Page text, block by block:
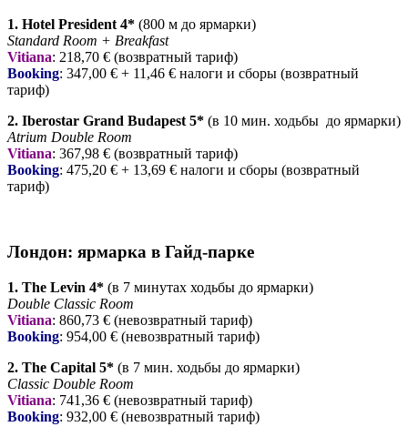
1. Hotel President 4* (800 м до ярмарки)
Standard Room + Breakfast
Vitiana: 218,70 € (возвратный тариф)
Booking: 347,00 € + 11,46 € налоги и сборы (возвратный
тариф)
2. Iberostar Grand Budapest 5* (в 10 мин. ходьбы до ярмарки)
Atrium Double Room
Vitiana: 367,98 € (возвратный тариф)
Booking: 475,20 € + 13,69 € налоги и сборы (возвратный
тариф)
Лондон: ярмарка в Гайд-парке
1. The Levin 4* (в 7 минутах ходьбы до ярмарки)
Double Classic Room
Vitiana: 860,73 € (невозвратный тариф)
Booking: 954,00 € (невозвратный тариф)
2. The Capital 5* (в 7 мин. ходьбы до ярмарки)
Classic Double Room
Vitiana: 741,36 € (невозвратный тариф)
Booking: 932,00 € (невозвратный тариф)